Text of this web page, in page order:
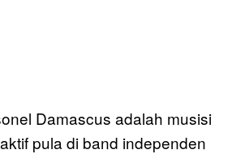
Damascus adalah musisi
pula di band independen